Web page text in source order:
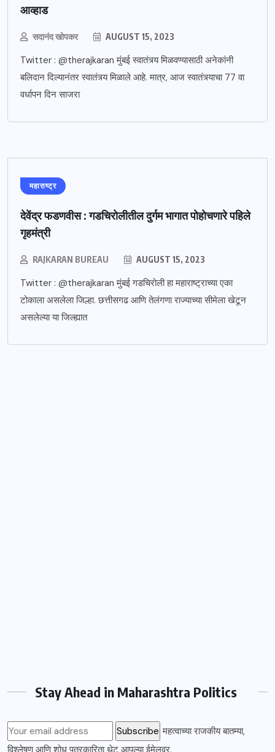
आव्हाड
सदानंद खोपकर AUGUST 15, 2023
Twitter : @therajkaran मुंबई स्वातंत्र्य मिळवण्यासाठी अनेकांनी
बलिदान दिल्यानंतर स्वातंत्र्य मिळाले आहे. मात्र, आज स्वातंत्र्याचा 77 वा
वर्धापन दिन साजरा
महाराष्ट्र
देवेंद्र फडणवीस : गडचिरोलीतील दुर्गम भागात पोहोचणारे पहिले
गृहमंत्री
RAJKARAN BUREAU AUGUST 15, 2023
Twitter : @therajkaran मुंबई गडचिरोली हा महाराष्ट्राच्या एका
टोकाला असलेला जिल्हा. छत्तीसगढ आणि तेलंगणा राज्याच्या सीमेला खेटून
असलेल्या या जिल्ह्यात
Stay Ahead in Maharashtra Politics
महत्वाच्या राजकीय बातम्या,
विश्लेषण आणि शोध पत्रकारिता थेट आपल्या ईमेलवर.